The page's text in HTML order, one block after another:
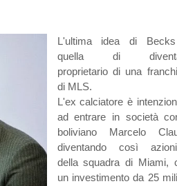
L'ultima idea di
quella di
proprietario di una
di MLS.
L'ex calciatore è
ad entrare in società
boliviano Marcelo
diventando così
della squadra di Miami,
un investimento da 25